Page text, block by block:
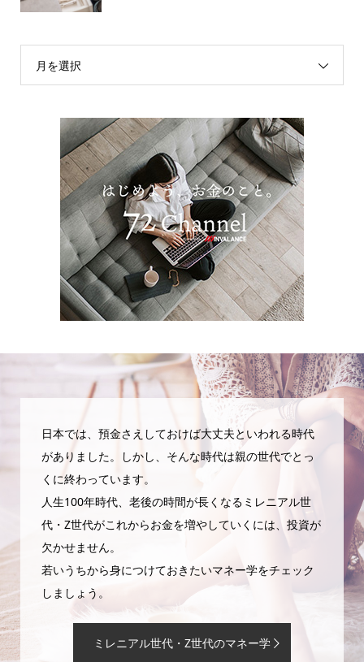
月を選択
日本では、預金さえしておけば大丈夫といわれる時代
がありました。しかし、そんな時代は親の世代でとっ
くに終わっています。
人生100年時代、老後の時間が長くなるミレニアル世
代・Z世代がこれからお金を増やしていくには、投資が
欠かせません。
若いうちから身につけておきたいマネー学をチェック
しましょう。
ミレニアル世代・Z世代のマネー学